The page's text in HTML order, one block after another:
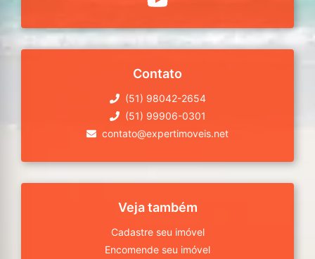
Contato
(51) 98042-2654
(51) 99906-0301
contato@expertimoveis.net
Veja também
Cadastre seu imóvel
Encomende seu imóvel